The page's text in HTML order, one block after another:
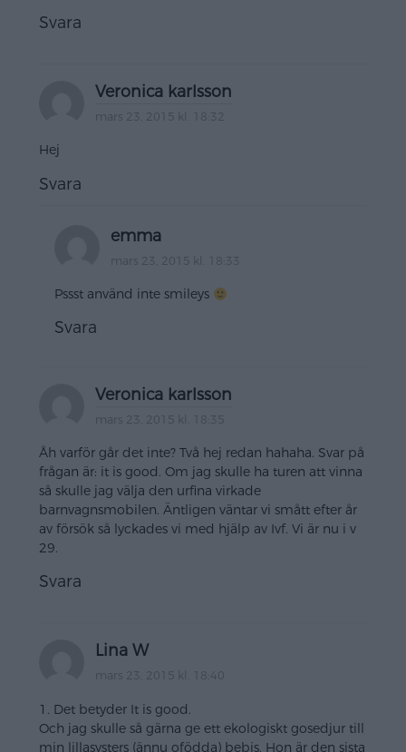
Svara
Veronica karlsson
mars 23, 2015 kl. 18:32
Hej
Svara
emma
mars 23, 2015 kl. 18:33
Pssst använd inte smileys
Svara
Veronica karlsson
mars 23, 2015 kl. 18:35
Åh varför går det inte? Två hej redan hahaha. Svar på
frågan är: it is good. Om jag skulle ha turen att vinna
så skulle jag välja den urfina virkade
barnvagnsmobilen. Äntligen väntar vi smått efter år
av försök så lyckades vi med hjälp av Ivf. Vi är nu i v
29.
Svara
Lina W
mars 23, 2015 kl. 18:40
1. Det betyder It is good.
Och jag skulle så gärna ge ett ekologiskt gosedjur till
min lillasysters (ännu ofödda) bebis. Hon är den sista